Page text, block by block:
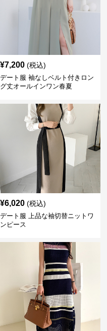
¥7,200 (税込)
デート服 袖なしベルト付きロン
グ丈オールインワン春夏
¥6,020 (税込)
デート服 上品な袖切替ニットワ
ンピース